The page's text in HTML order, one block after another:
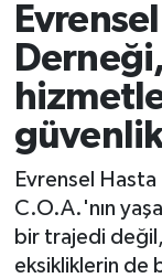
güvenlik
Evrensel Hasta
C.O.A.'nın
bir trajedi değil,
eksikliklerin de
BİLİM
ÇATALKÖY
DÜNYA
EĞİTİM
EKONOMİ
Süper Lig
Tüm
Son
Haber